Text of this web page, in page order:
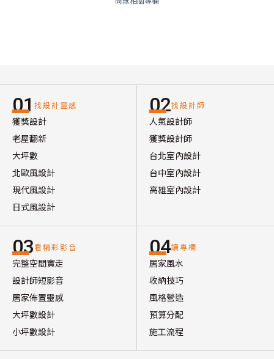
01 找設計靈感
獲獎設計
老屋翻新
大坪數
北歐風設計
現代風設計
日式風設計
02找設計師
人氣設計師
獲獎設計師
台北室內設計
台中室內設計
高雄室內設計
03看精彩影音
完整空間實走
設計師短影音
居家佈置靈感
大坪數設計
小坪數設計
04讀專欄
居家風水
收納技巧
風格營造
預算分配
施工流程